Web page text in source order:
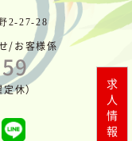
2-27-28
/お客様係
休）